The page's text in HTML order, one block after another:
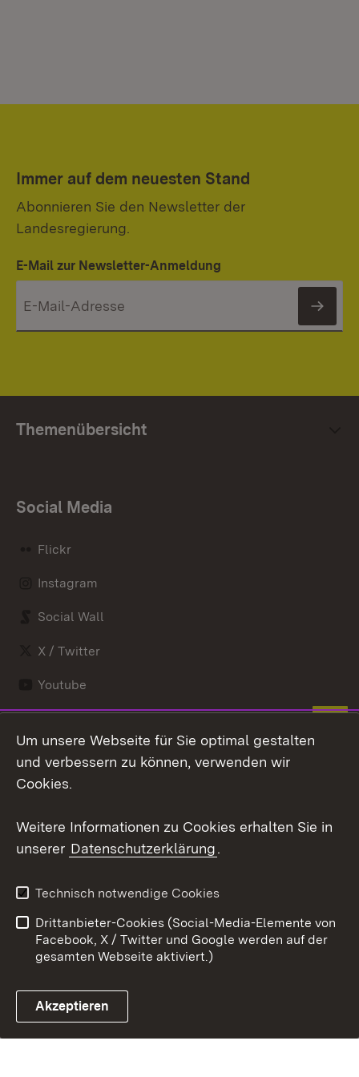
Immer auf dem neuesten Stand
Abonnieren Sie den Newsletter der
Landesregierung.
E-Mail zur Newsletter-Anmeldung
Themenübersicht
Social Media
Flickr
Instagram
Social Wall
X / Twitter
Youtube
Link zum Landesportal
Datenschutz
Barrierefreiheit
Um unsere Webseite für Sie optimal gestalten
und verbessern zu können, verwenden wir
Cookies.
Weitere Informationen zu Cookies erhalten Sie in
unserer Datenschutzerklärung.
Technisch notwendige Cookies
Drittanbieter-Cookies (Social-Media-Elemente von
Facebook, X / Twitter und Google werden auf der
gesamten Webseite aktiviert.)
Akzeptieren